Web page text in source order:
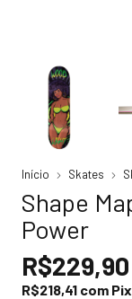
Início Skates
Shape
Power
R$229,90
R$218,41 com Pix